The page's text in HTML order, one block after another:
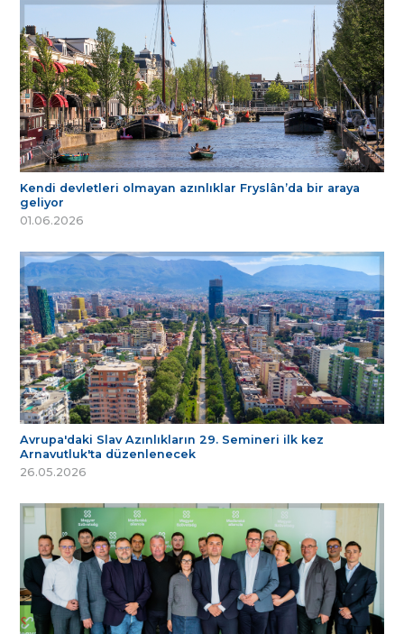
Kendi devletleri olmayan azınlıklar Fryslân’da bir araya
geliyor
01.06.2026
Avrupa'daki Slav Azınlıkların 29. Semineri ilk kez
Arnavutluk'ta düzenlenecek
26.05.2026